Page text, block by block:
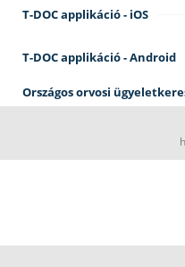
T-DOC applikáció - iOS
T-DOC applikáció - Android
Országos orvosi